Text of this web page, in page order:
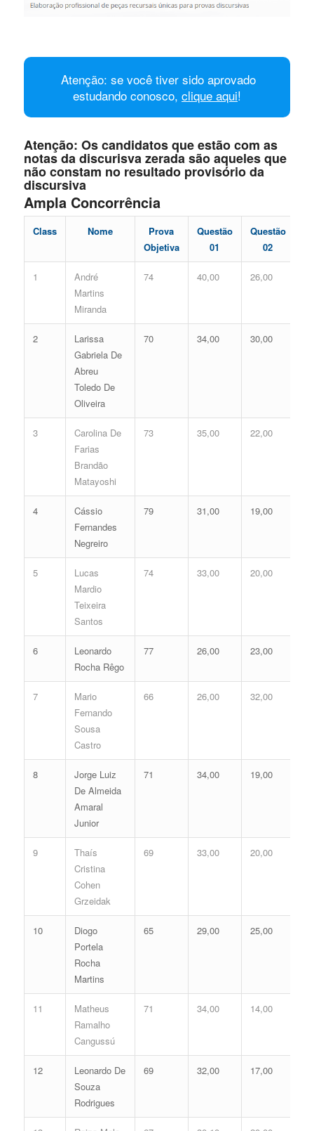
Atenção: se você tiver sido aprovado
estudando conosco, clique aqui!
Atenção: Os candidatos que estão com as
notas da discurisva zerada são aqueles que
não constam no resultado provisório da
discursiva
Ampla Concorrência
Class Nome
Prova
Objetiva
Questão
01
Questão
02
1
André
Martins
Miranda
74 40,00 26,00
2
Larissa
Gabriela De
Abreu
Toledo De
Oliveira
70 34,00 30,00
3
Carolina De
Farias
Brandão
Matayoshi
73 35,00 22,00
4
Cássio
Fernandes
Negreiro
79 31,00 19,00
5
Lucas
Mardio
Teixeira
Santos
74 33,00 20,00
6
Leonardo
Rocha Rêgo
77 26,00 23,00
7
Mario
Fernando
Sousa
Castro
66 26,00 32,00
8
Jorge Luiz
De Almeida
Amaral
Junior
71 34,00 19,00
9
Thaís
Cristina
Cohen
Grzeidak
69 33,00 20,00
10
Diogo
Portela
Rocha
Martins
65 29,00 25,00
11
Matheus
Ramalho
Cangussú
71 34,00 14,00
12
Leonardo De
Souza
Rodrigues
69 32,00 17,00